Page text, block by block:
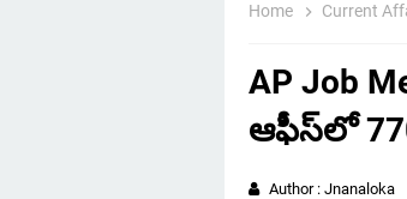
Home Current
AP Job
ఆఫీస్‌లో
Author : Jnanaloka